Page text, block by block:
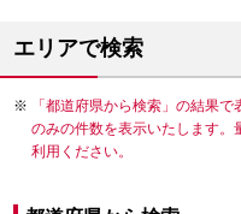
エリアで検索
「都道府県から検索」の結果
のみの件数を表示いたします。
利用ください。